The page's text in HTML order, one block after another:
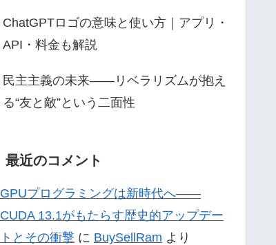
ChatGPTロゴの意味と使い方｜アプリ・
API・料金も解説
民主主義の未来――リベラリズムが抱え
る“友と敵”という二面性
最近のコメント
GPUプログラミングは新時代へ——
CUDA 13.1がもたらす歴史的アップデー
トとその衝撃 に BuySellRam より